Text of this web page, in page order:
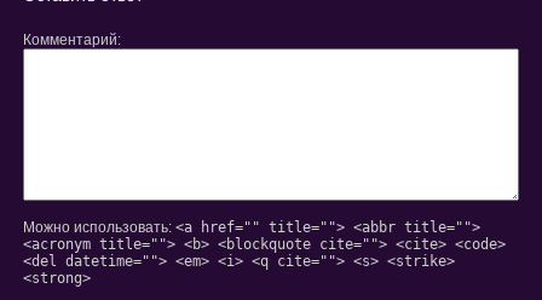
Комментарий
Можно использовать: <a href="" title=""> <abbr title="">
<acronym title=""> <b> <blockquote cite=""> <cite> <code>
<del datetime=""> <em> <i> <q cite=""> <s> <strike>
<strong>